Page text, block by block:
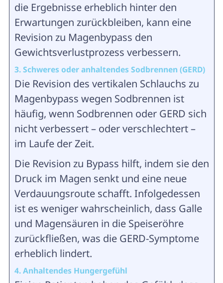
die Ergebnisse erheblich hinter den
Erwartungen zurückbleiben, kann eine
Revision zu Magenbypass den
Gewichtsverlustprozess verbessern.
3. Schweres oder anhaltendes Sodbrennen (GERD)
Die Revision des vertikalen Schlauchs zu
Magenbypass wegen Sodbrennen ist
häufig, wenn Sodbrennen oder GERD sich
nicht verbessert – oder verschlechtert –
im Laufe der Zeit.
Die Revision zu Bypass hilft, indem sie den
Druck im Magen senkt und eine neue
Verdauungsroute schafft. Infolgedessen
ist es weniger wahrscheinlich, dass Galle
und Magensäuren in die Speiseröhre
zurückfließen, was die GERD-Symptome
erheblich lindert.
4. Anhaltendes Hungergefühl